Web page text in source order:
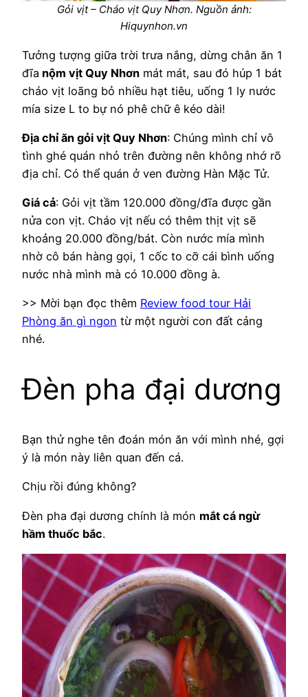
Gỏi vịt – Cháo vịt Quy Nhơn. Nguồn ảnh:
Hiquynhon.vn
Tưởng tượng giữa trời trưa nắng, dừng chân ăn 1
đĩa nộm vịt Quy Nhơn mát mát, sau đó húp 1 bát
cháo vịt loãng bỏ nhiều hạt tiêu, uống 1 ly nước
mía size L to bự nó phê chữ ê kéo dài!
Địa chỉ ăn gỏi vịt Quy Nhơn: Chúng mình chỉ vô
tình ghé quán nhỏ trên đường nên không nhớ rõ
địa chỉ. Có thể quán ở ven đường Hàn Mặc Tử.
Giá cả: Gỏi vịt tầm 120.000 đồng/đĩa được gần
nửa con vịt. Cháo vịt nếu có thêm thịt vịt sẽ
khoảng 20.000 đồng/bát. Còn nước mía mình
nhờ cô bán hàng gọi, 1 cốc to cỡ cái bình uống
nước nhà mình mà có 10.000 đồng à.
>> Mời bạn đọc thêm Review food tour Hải
Phòng ăn gì ngon từ một người con đất cảng
nhé.
Đèn pha đại dương
Bạn thử nghe tên đoán món ăn với mình nhé, gợi
ý là món này liên quan đến cá.
Chịu rồi đúng không?
Đèn pha đại dương chính là món mắt cá ngừ
hầm thuốc bắc.